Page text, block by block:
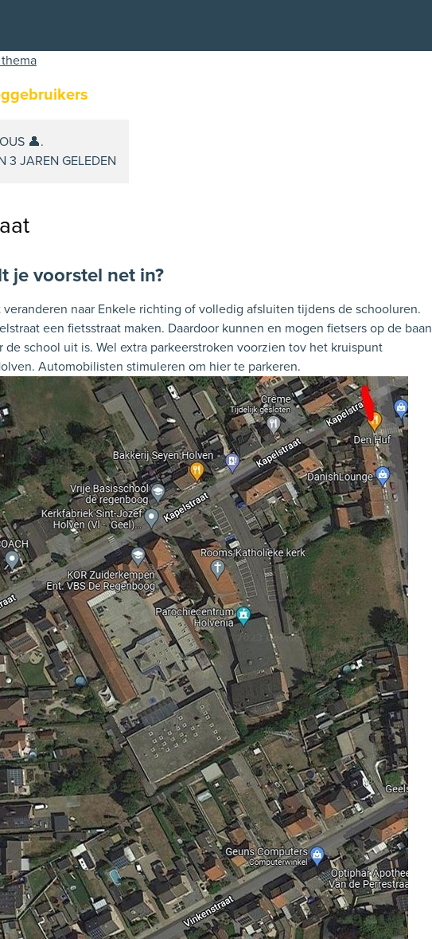
👤.
3 JAREN GELEDEN
je voorstel net in?
veranderen naar Enkele richting of volledig afsluiten tijdens de schooluren.
een fietsstraat maken. Daardoor kunnen en mogen fietsers op de baan
de school uit is. Wel extra parkeerstroken voorzien tov het kruispunt
Automobilisten stimuleren om hier te parkeren.